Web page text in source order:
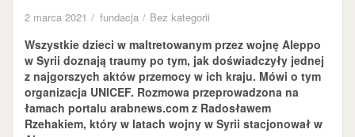
2 marca 2021 fundacja Bez kategorii
Wszystkie dzieci w maltretowanym przez wojnę Aleppo
w Syrii doznają traumy po tym, jak doświadczyły jednej
z najgorszych aktów przemocy w ich kraju. Mówi o tym
organizacja UNICEF. Rozmowa przeprowadzona na
łamach portalu arabnews.com z Radosławem
Rzehakiem, który w latach wojny w Syrii stacjonował w